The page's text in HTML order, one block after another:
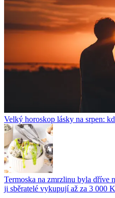
Velký horoskop lásky na srpen:
Termoska na zmrzlinu byla dříve
ji sběratelé vykupují až za 3 000